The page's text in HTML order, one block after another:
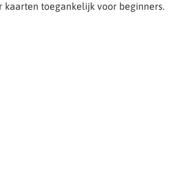
kaarten toegankelijk voor beginners.